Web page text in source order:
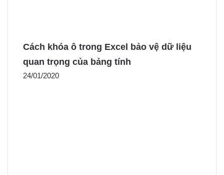
Cách khóa ô trong Excel bảo vệ dữ liệu
quan trọng của bảng tính
24/01/2020